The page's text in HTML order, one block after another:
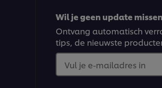
Wil je geen update
Ontvang automatisch
tips, de nieuwste
Vul je e-mailadres in